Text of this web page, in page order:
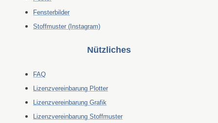
Fensterbilder
Stoffmuster (Instagram)
Nützliches
FAQ
Lizenzvereinbarung Plotter
Lizenzvereinbarung Grafik
Lizenzvereinbarung Stoffmuster